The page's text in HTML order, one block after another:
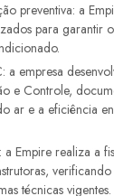
para garantir
e Controle,
ar e a eficiência
verificando
técnicas vigentes.